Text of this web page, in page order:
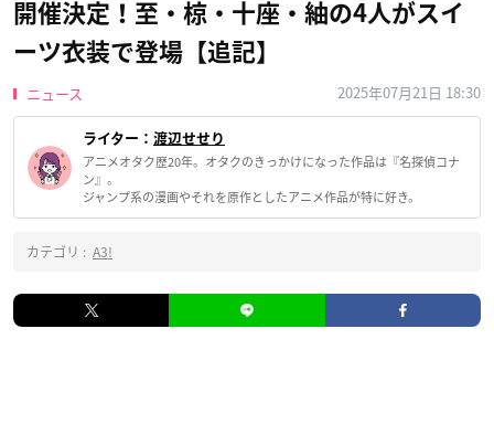
開催決定！至・椋・十座・紬の4人がスイ
ーツ衣装で登場【追記】
ニュース 2025年07月21日 18:30
ライター： 渡辺せせり
アニメオタク歴20年。オタクのきっかけになった作品は『名探偵コナ
ン』。
ジャンプ系の漫画やそれを原作としたアニメ作品が特に好き。
カテゴリ : A3!